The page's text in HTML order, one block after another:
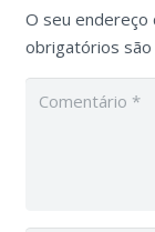
O seu endereço
obrigatórios são